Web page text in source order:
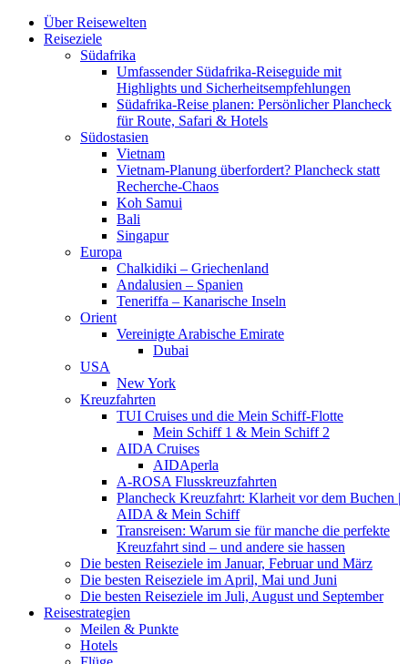
Über Reisewelten
Reiseziele
Südafrika
Umfassender Südafrika-Reiseguide mit
Highlights und Sicherheitsempfehlungen
Südafrika-Reise planen: Persönlicher Plancheck
für Route, Safari & Hotels
Südostasien
Vietnam
Vietnam-Planung überfordert? Plancheck statt
Recherche-Chaos
Koh Samui
Bali
Singapur
Europa
Chalkidiki – Griechenland
Andalusien – Spanien
Teneriffa – Kanarische Inseln
Orient
Vereinigte Arabische Emirate
Dubai
USA
New York
Kreuzfahrten
TUI Cruises und die Mein Schiff-Flotte
Mein Schiff 1 & Mein Schiff 2
AIDA Cruises
AIDAperla
A-ROSA Flusskreuzfahrten
Plancheck Kreuzfahrt: Klarheit vor dem Buchen |
AIDA & Mein Schiff
Transreisen: Warum sie für manche die perfekte
Kreuzfahrt sind – und andere sie hassen
Die besten Reiseziele im Januar, Februar und März
Die besten Reiseziele im April, Mai und Juni
Die besten Reiseziele im Juli, August und September
Reisestrategien
Meilen & Punkte
Hotels